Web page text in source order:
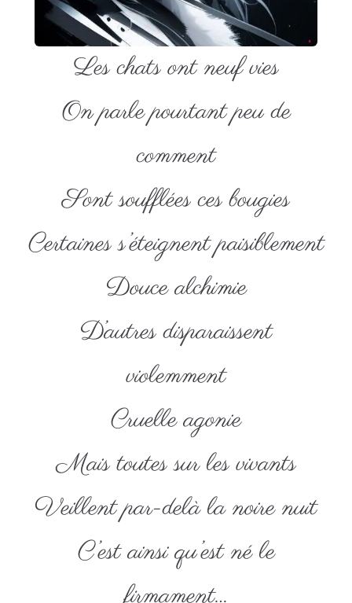
Les chats ont neuf vies
On parle pourtant peu de
comment
Sont soufflées ces bougies
Certaines s’éteignent paisiblement
Douce alchimie
D’autres disparaissent
violemment
Cruelle agonie
Mais toutes sur les vivants
Veillent par-delà la noire nuit
C’est ainsi qu’est né le